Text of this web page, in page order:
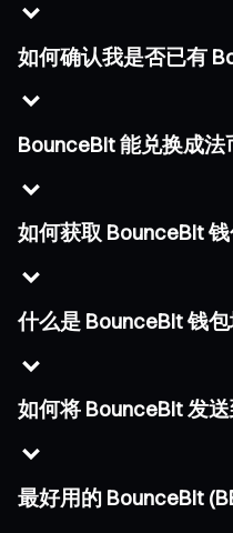
如何确认我是否已有
BounceBit 能兑换成法
如何获取 BounceBit 钱
什么是 BounceBit 钱包
如何将 BounceBit 发
最好用的 BounceBit